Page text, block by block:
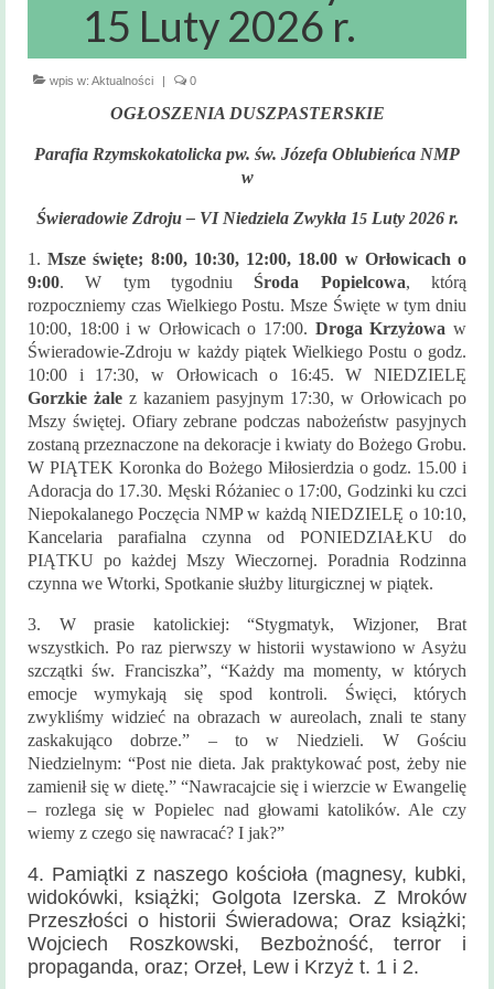
Msze święte
i nabożeństwa
Kancelaria
Sakramenty
Święte
Sakrament Chrztu
Sakrament Bierzmowania
Sakrament Małżeństwa
Sakrament chorych
Sakrament pokuty
Zakres
terytorialny
Historia
parafii
Kontakt
KAMERA
15 Luty 2026 r.
wpis w: Aktualności 0
OGŁOSZENIA DUSZPASTERSKIE
Parafia Rzymskokatolicka pw. św. Józefa Oblubieńca NMP
w
Świeradowie Zdroju – VI Niedziela Zwykła 15Luty 2026 r.
1.Msze święte; 8:00, 10:30, 12:00, 18.00 w Orłowicach o
9:00.W tym tygodniuŚroda Popielcowa, którą
rozpoczniemy czas Wielkiego Postu. Msze Święte w tym dniu
10:00, 18:00 i w Orłowicach o 17:00. Droga Krzyżowaw
Świeradowie-Zdroju w każdy piątek Wielkiego Postu o godz.
10:00 i 17:30, w Orłowicach o 16:45. W NIEDZIELĘ
Gorzkie żale z kazaniem pasyjnym 17:30, w Orłowicach po
Mszy świętej. Ofiary zebrane podczas nabożeństw pasyjnych
zostaną przeznaczone na dekoracje i kwiaty do Bożego Grobu.
W PIĄTEK Koronka do Bożego Miłosierdzia o godz. 15.00 i
Adoracja do 17.30. Męski Różaniec o 17:00, Godzinki ku czci
Niepokalanego Poczęcia NMP w każdą NIEDZIELĘ o 10:10,
Kancelaria parafialna czynna od PONIEDZIAŁKU do
PIĄTKU po każdej Mszy Wieczornej. Poradnia Rodzinna
czynna we Wtorki, Spotkanie służby liturgicznej w piątek.
3. W prasie katolickiej: “Stygmatyk, Wizjoner, Brat
wszystkich. Po raz pierwszy w historii wystawiono w Asyżu
szczątki św. Franciszka”, “Każdy ma momenty, w których
emocje wymykają się spod kontroli. Święci, których
zwykliśmy widzieć na obrazach w aureolach, znali te stany
zaskakująco dobrze.” – to w Niedzieli. W Gościu
Niedzielnym: “Post nie dieta. Jak praktykować post, żeby nie
zamienił się w dietę.” “Nawracajcie się i wierzcie w Ewangelię
– rozlega się w Popielec nad głowami katolików. Ale czy
wiemy z czego się nawracać? I jak?”
4. Pamiątki z naszego kościoła (magnesy, kubki,
widokówki, książki; Golgota Izerska. Z Mroków
Przeszłości o historii Świeradowa; Oraz książki;
Wojciech Roszkowski, Bezbożność, terror i
propaganda, oraz; Orzeł, Lew i Krzyż t. 1 i 2.